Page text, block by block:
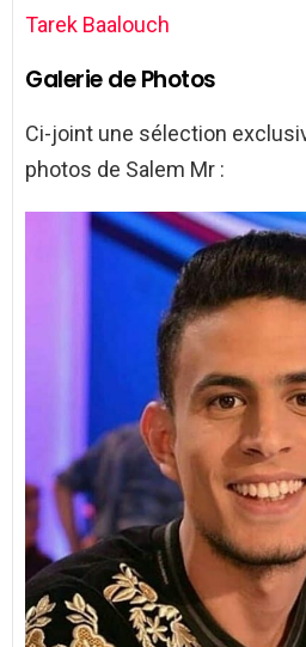
Tarek Baalouch
Galerie de Photos
Ci-joint une sélection
photos de Salem Mr :